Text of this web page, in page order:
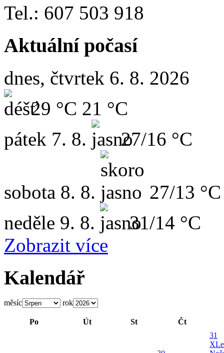
Tel.: 607 503 918
Aktuální počasí
dnes, čtvrtek 6. 8. 2026
29 °C 21 °C
pátek 7. 8. 27/16 °C
sobota 8. 8.
27/13 °C
neděle 9. 8.
31/14 °C
Zobrazit více
Kalendář
měsíc rok
Po Út St Čt
31
X